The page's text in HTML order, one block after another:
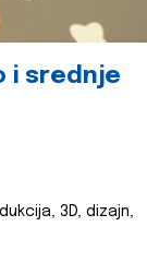
i srednje
3D, dizajn,